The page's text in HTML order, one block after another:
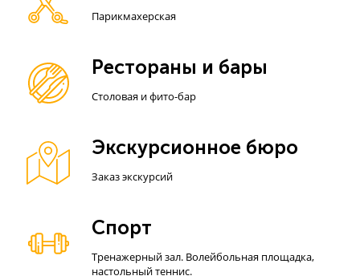
Парикмахерская
Рестораны и бары
Столовая и фито-бар
Экскурсионное бюро
Заказ экскурсий
Спорт
Тренажерный зал. Волейбольная площадка,
настольный теннис.